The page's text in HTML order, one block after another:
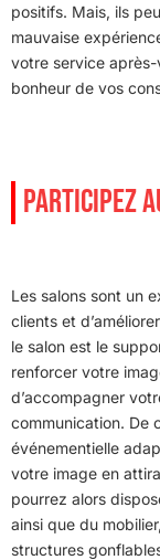
positifs. Mais, ils
mauvaise
votre service
bonheur de vos
PARTICIPEZ
Les salons sont un
clients et
le salon est le
renforcer votre
d’accompagner
communication. De
événementielle
votre image en
pourrez alors
ainsi que du
structures